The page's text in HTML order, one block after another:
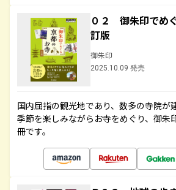
０２ 御朱印でめ
訂版
御朱印
2025.10.09 発売
国内屈指の観光地であり、数多の寺院が
季節を楽しみながらお寺をめぐり、御朱
冊です。